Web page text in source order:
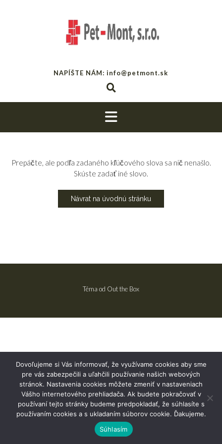
NAPÍŠTE NÁM: info@petmont.sk
Prepáčte, ale podľa zadaného kľúčového slova sa nič nenašlo.
Skúste zadať iné slovo.
Návrat na úvodnú stránku
Téma od Out the Box
Dovoľujeme si Vás informovať, že využívame cookies aby sme
pre vás zabezpečili a uľahčili používanie našich webových
stránok. Nastavenia cookies môžete zmeniť v nastaveniach
Vášho internetového prehliadača. Ak budete pokračovať v
používaní tejto stránky budeme predpokladať, že súhlasíte s
používaním cookies a s ukladaním súborov cookie. Ďakujeme.
Súhlasím